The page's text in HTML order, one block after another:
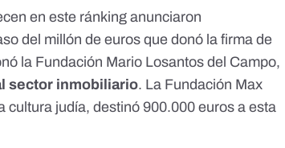
en este ránking anunciaron
del millón de euros que donó la firma de
la Fundación Mario Losantos del Campo,
sector inmobiliario. La Fundación Max
cultura judía, destinó 900.000 euros a esta